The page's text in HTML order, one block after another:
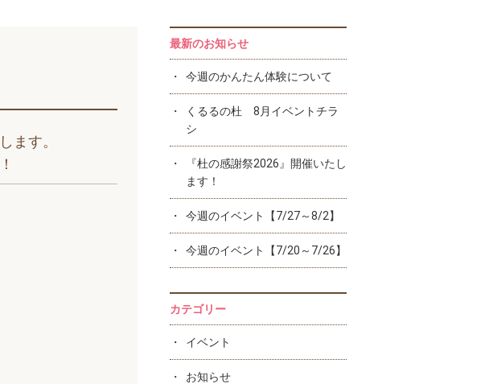
ます。
最新のお知らせ
今週のかんたん体験について
くるるの杜 8月イベントチラ
シ
『杜の感謝祭2026』開催いたし
ます！
今週のイベント【7/27～8/2】
今週のイベント【7/20～7/26】
カテゴリー
イベント
お知らせ